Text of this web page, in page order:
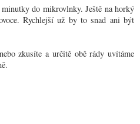
do mikrovlnky. Ještě na horký
Rychlejší už by to snad ani být
zkusíte a určitě obě rády uvítáme